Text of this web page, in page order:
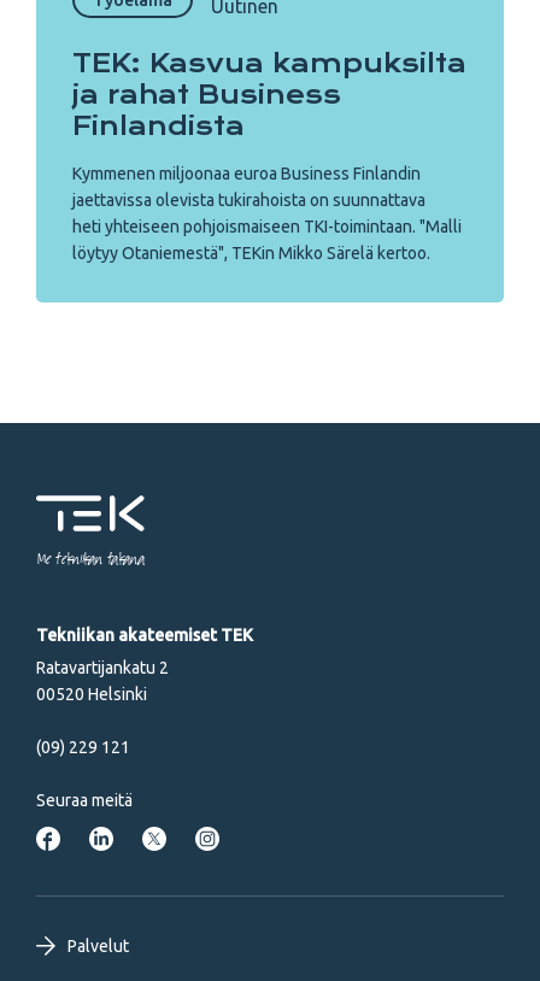
Uutinen
TEK: Kasvua kampuksilta
ja rahat Business
Finlandista
Kymmenen miljoonaa euroa Business Finlandin
jaettavissa olevista tukirahoista on suunnattava
heti yhteiseen pohjoismaiseen TKI-toimintaan. "Malli
löytyy Otaniemestä", TEKin Mikko Särelä kertoo.
Me tekniikan takana
Tekniikan akateemiset TEK
Ratavartijankatu 2
00520 Helsinki
(09) 229 121
Seuraa meitä
Footer
Palvelut